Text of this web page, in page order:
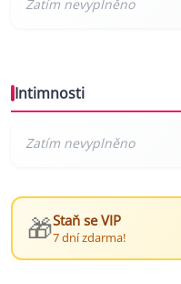
Intimnosti
🎁Staň se VIP
7 dní zdarma!